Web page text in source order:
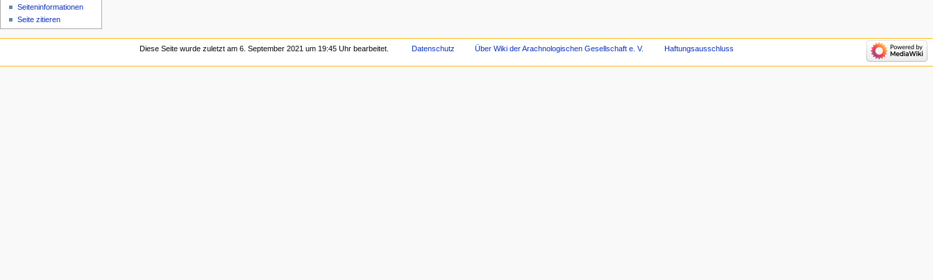
Seiten­­informationen
Seite zitieren
Diese Seite wurde zuletzt am 6. September 2021 um 19:45 Uhr bearbeitet. Datenschutz Über Wiki der Arachnologischen Gesellschaft e. V. Haftungsausschluss